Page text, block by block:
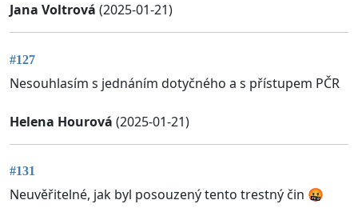
Jana Voltrová (2025-01-21)
#127
Nesouhlasím s jednáním dotyčného a s přístupem PČR
Helena Hourová (2025-01-21)
#131
Neuvěřitelné, jak byl posouzený tento trestný čin 🤬